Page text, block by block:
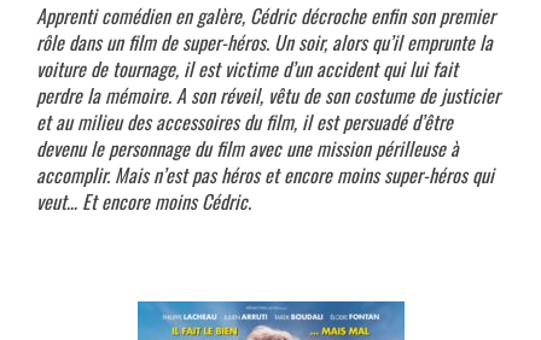
Apprenti comédien en galère, Cédric décroche enfin son premier
rôle dans un film de super-héros. Un soir, alors qu’il emprunte la
voiture de tournage, il est victime d’un accident qui lui fait
perdre la mémoire. A son réveil, vêtu de son costume de justicier
et au milieu des accessoires du film, il est persuadé d’être
devenu le personnage du film avec une mission périlleuse à
accomplir. Mais n’est pas héros et encore moins super-héros qui
veut… Et encore moins Cédric.